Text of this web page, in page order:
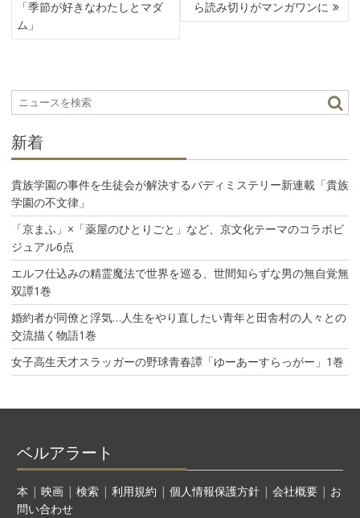
ビ
ゲ
ョ
ン
「季節が好きなわたしとマダ
ム」
ら読み切りがマンガワンに
新着
貴族学園の事件を生徒会が解決するバディミステリー新連載「貴族
学園の不文律」
「京まふ」×「薬屋のひとりごと」など、京文化テーマのコラボビ
ジュアル6点
エルフ仕込みの精霊魔法で世界を巡る、世間知らずな男の無自覚無
双譚1巻
婚約者が同僚と浮気…人生をやり直したい青年と田舎村の人々との
交流描く物語1巻
女子高生天才スラッガーの野球青春譚「ゆーあーすらっがー」1巻
ベルアラート
本 | 映画| 検索| 利用規約 | 個人情報保護方針| 会社概要| お
問い合わせ